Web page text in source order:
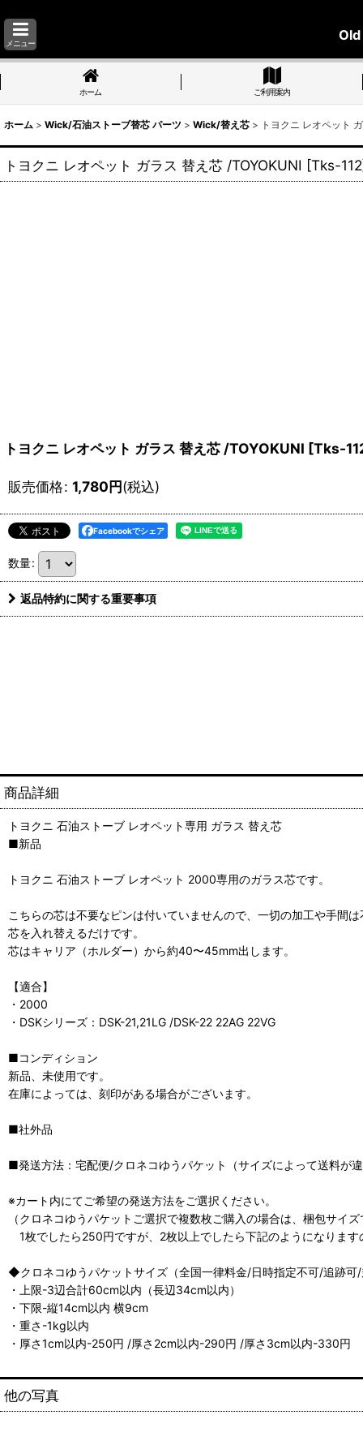
メニュー
ホーム ご利用案内
ホーム > Wick/石油ストーブ替芯 パーツ > Wick/替え芯 > トヨクニ レオペット
トヨクニ レオペット ガラス 替え芯 /TOYOKUNI [Tks-112
トヨクニ レオペット ガラス 替え芯 /TOYOKUNI [Tks-
販売価格: 1,780円(税込)
Facebookでシェア
数量:
返品特約に関する重要事項
商品詳細
トヨクニ 石油ストーブ レオペット専用 ガラス 替え芯
■新品
トヨクニ 石油ストーブ レオペット 2000専用のガラス芯です。
こちらの芯は不要なピンは付いていませんので、一切の加工や手間
芯を入れ替えるだけです。
芯はキャリア（ホルダー）から約40〜45mm出します。
【適合】
・2000
・DSKシリーズ：DSK-21,21LG /DSK-22 22AG 22VG
■コンディション
新品、未使用です。
在庫によっては、刻印がある場合がございます。
■社外品
■発送方法：宅配便/クロネコゆうパケット（サイズによって送料が
※カート内にてご希望の発送方法をご選択ください。
（クロネコゆうパケットご選択で複数枚ご購入の場合は、梱包サイ
1枚でしたら250円ですが、2枚以上でしたら下記のようになります
◆クロネコゆうパケットサイズ（全国一律料金/日時指定不可/追跡可
・上限-3辺合計60cm以内（長辺34cm以内）
・下限-縦14cm以内 横9cm
・重さ-1kg以内
・厚さ1cm以内-250円 /厚さ2cm以内-290円 /厚さ3cm以内-330円
他の写真